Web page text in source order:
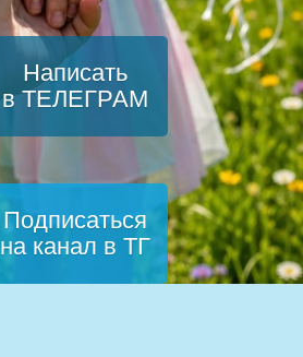
Написать
в ТЕЛЕГРАМ
Подписаться
на канал в ТГ